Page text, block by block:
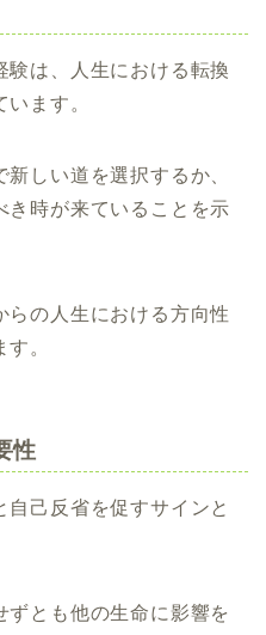
験は、人生における転換
ます。
しい道を選択するか、
き時が来ていることを示
らの人生における方向性
。
性
自己反省を促すサインと
ずとも他の生命に影響を